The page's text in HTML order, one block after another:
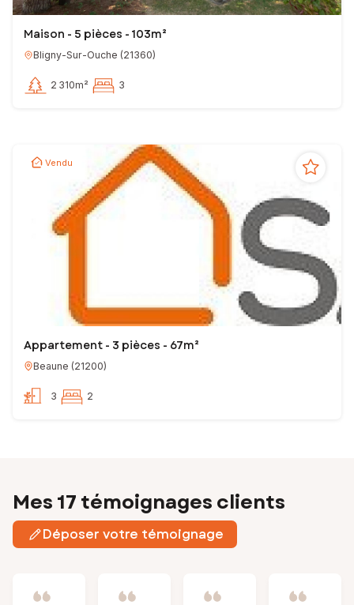
Maison - 5 pièces - 103m²
Bligny-Sur-Ouche (21360)
2 310m² 3
Vendu
Appartement - 3 pièces - 67m²
Beaune (21200)
3 2
Mes 17 témoignages clients
Déposer votre témoignage